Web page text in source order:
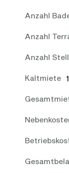
Anzahl
Anzahl
Anzahl
Kaltmiete